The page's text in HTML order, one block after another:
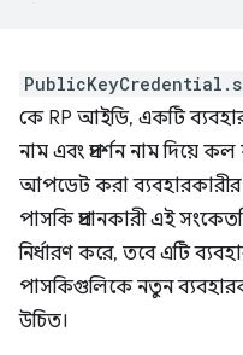
কে RP আইডি, একটি
নাম এবং প্রদর্শন নাম দিয়ে
আপডেট করা
পাসকি প্রদানকারী এই
নির্ধারণ করে, তবে এটি
পাসকিগুলিকে নতুন
উচিত।